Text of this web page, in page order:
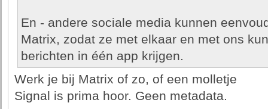
En - andere sociale media kunnen
Matrix, zodat ze met elkaar en met ons
berichten in één app krijgen.
Werk je bij Matrix of zo, of een molletje
Signal is prima hoor. Geen metadata.